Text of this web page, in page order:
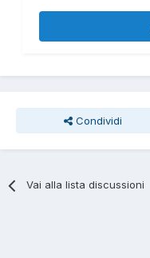
Condividi
Vai alla lista discussioni